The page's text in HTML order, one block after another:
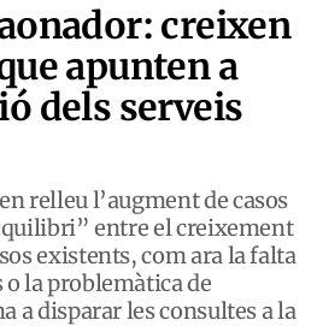
creixen
apunten a
dels serveis
relleu l’augment de casos
entre el creixement
existents, com ara la falta
o la problemàtica de
a disparar les consultes a la